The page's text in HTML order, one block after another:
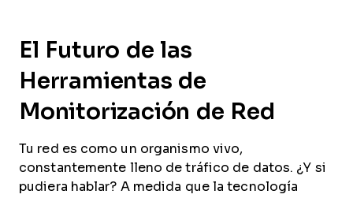
El Futuro de las
Herramientas de
Monitorización de Red
Tu red es como un organismo vivo,
constantemente lleno de tráfico de datos. ¿Y si
pudiera hablar? A medida que la tecnología